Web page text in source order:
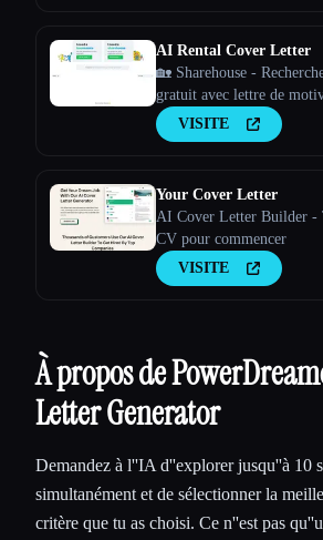
AI Rental Cover Letter
🏡 Sharehouse -
gratuit avec lettre de
alimentée par l''IA ⚡️
foule avec une lettre de
VISITE
Your Cover Letter
AI Cover Letter Builder -
CV pour commencer
VISITE
À propos de
Letter Generator
Demandez à l''IA d''explorer jusqu''à 10
simultanément et de sélectionner la
critère que tu as choisi. Ce n''est pas